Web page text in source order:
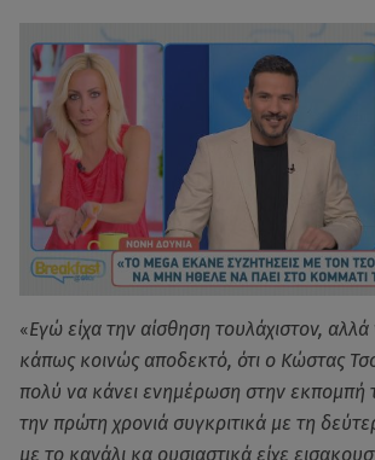
«Εγώ είχα την αίσθηση τουλάχιστον, αλλά
κάπως κοινώς αποδεκτό, ότι ο Κώστας
πολύ να κάνει ενημέρωση στην εκπομπή
την πρώτη χρονιά συγκριτικά με τη
με το κανάλι κα ουσιαστικά είχε